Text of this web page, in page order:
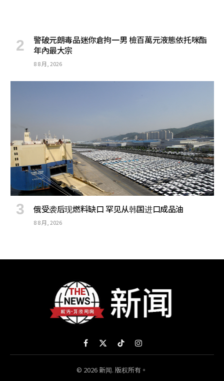
警破元朗毒品迷你倉拘一男 檢百萬元液態依托咪酯
年內最大宗
8 8 月, 2026
俄受袭后现燃料缺口 罕见从韩国进口成品油
8 8 月, 2026
Facebook
X
(Twitter)
TikTokInstagram
© 2026 新闻. 版权所有。